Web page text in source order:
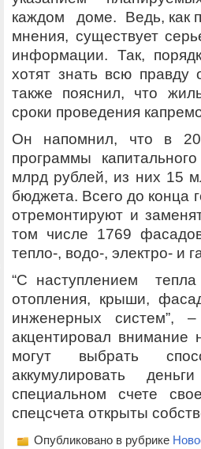
каждом доме. Ведь, как
мнения, существует
информации. Так,
хотят знать всю
также пояснил, что
сроки проведения
Он напомнил, что в
программы
млрд рублей, из них 15
бюджета. Всего до конца
отремонтируют и
том числе 1769
тепло-, водо-, электро- и
“С наступлением
отопления, крыши,
инженерных
акцентировал
могут выбрать
аккумулировать
специальном счете
спецсчета открыты
Опубликовано в рубрике